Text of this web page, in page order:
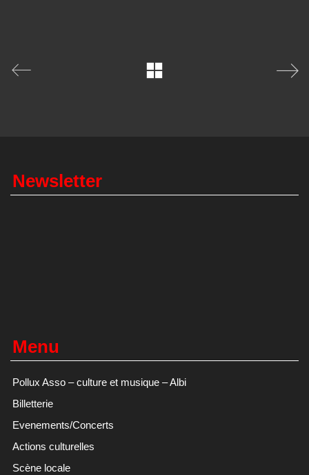
Newsletter
Menu
Pollux Asso – culture et musique – Albi
Billetterie
Evenements/Concerts
Actions culturelles
Scène locale